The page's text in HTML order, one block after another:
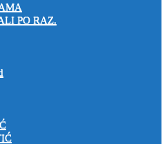
PO RAZ.